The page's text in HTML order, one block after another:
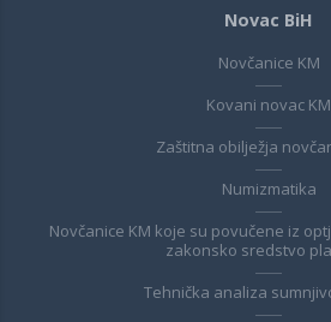
Novac BiH
Novčanice KM
Kovani novac KM
Zaštitna obilježja
Numizmatika
Novčanice KM koje su povučene iz
zakonsko sredstvo
Tehnička analiza